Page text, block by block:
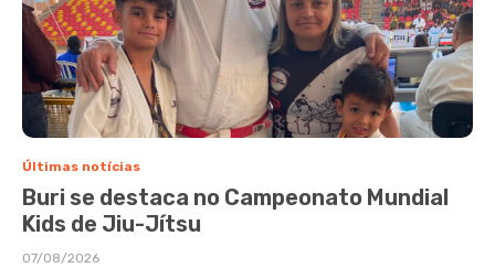
Últimas notícias
Buri se destaca no Campeonato Mundial
Kids de Jiu-Jítsu
07/08/2026